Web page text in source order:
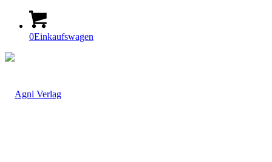
0Einkaufswagen